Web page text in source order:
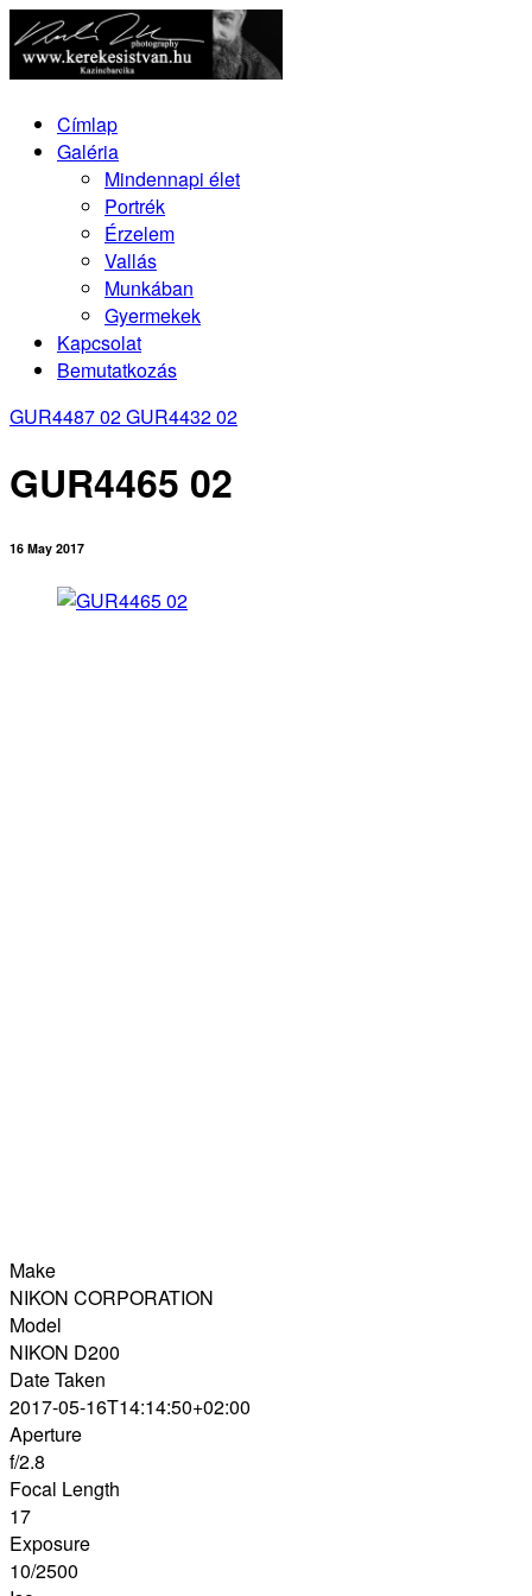
Címlap
Galéria
Mindennapi élet
Portrék
Érzelem
Vallás
Munkában
Gyermekek
Kapcsolat
Bemutatkozás
GUR4487 02GUR4432 02
GUR4465 02
16 May 2017
Make
NIKON CORPORATION
Model
NIKON D200
Date Taken
2017-05-16T14:14:50+02:00
Aperture
f/2.8
Focal Length
17
Exposure
10/2500